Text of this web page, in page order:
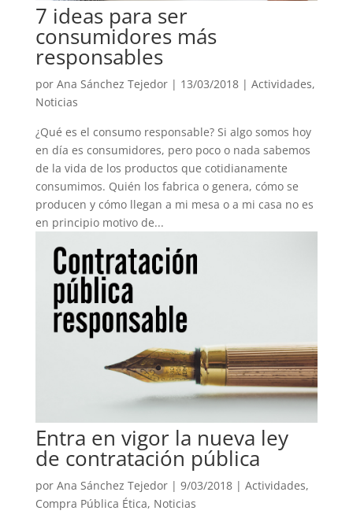
7 ideas para ser
consumidores más
responsables
por Ana Sánchez Tejedor| 13/03/2018 | Actividades,
Noticias
¿Qué es el consumo responsable? Si algo somos hoy
en día es consumidores, pero poco o nada sabemos
de la vida de los productos que cotidianamente
consumimos. Quién los fabrica o genera, cómo se
producen y cómo llegan a mi mesa o a mi casa no es
en principio motivo de...
Entra en vigor la nueva ley
de contratación pública
por Ana Sánchez Tejedor| 9/03/2018 | Actividades,
Compra Pública Ética, Noticias